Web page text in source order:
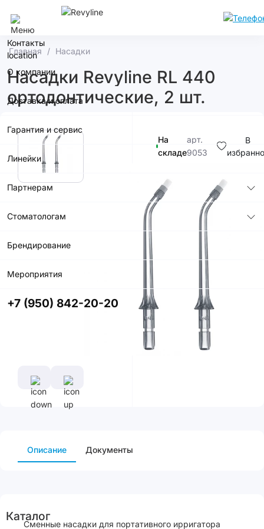
Ростов-На-Дону
Контакты
О компании
Доставка и оплата
Гарантия и сервис
Линейки
Партнерам
Стоматологам
Брендирование
Мероприятия
+7 (950) 842-20-20
Каталог
Главная Насадки
Насадки Revyline RL 440
ортодонтические, 2 шт.
На
складе
арт.
9053
В
990р.
В корзину
Купить в
приложении
со скидкой
Описание Документы
Сменные насадки для портативного ирригатора